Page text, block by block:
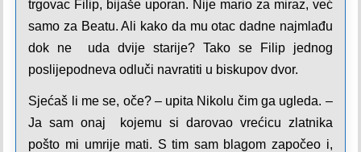
trgovac Filip, bijaše uporan. Nije mario za miraz, već
samo za Beatu. Ali kako da mu otac dadne najmlađu
dok ne uda dvije starije? Tako se Filip jednog
poslijepodneva odluči navratiti u biskupov dvor.
Sjećaš li me se, oče? – upita Nikolu čim ga ugleda. –
Ja sam onaj kojemu si darovao vrećicu zlatnika
pošto mi umrije mati. S tim sam blagom započeo i,